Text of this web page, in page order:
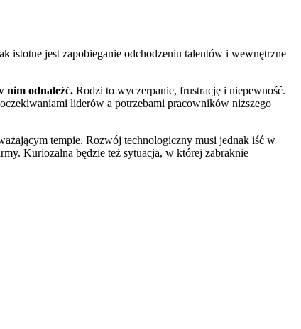
istotne jest zapobieganie odchodzeniu talentów i wewnętrzne
nim odnaleźć. Rodzi to wyczerpanie, frustrację i niepewność.
liderów a potrzebami pracowników niższego
tempie. Rozwój technologiczny musi jednak iść w
Kuriozalna będzie też sytuacja, w której zabraknie